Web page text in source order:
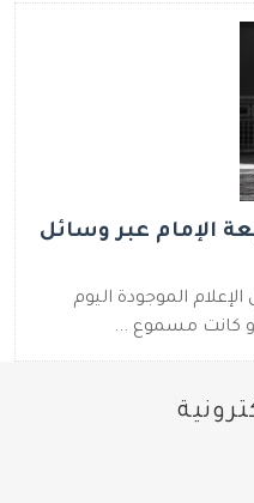
الإمام عبر وسائل
الموجودة اليوم
كانت مسموع ...